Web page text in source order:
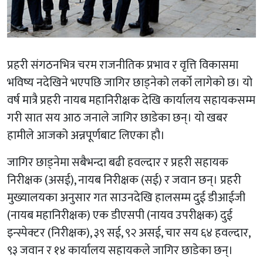
प्रहरी संगठनभित्र चरम राजनीतिक प्रभाव र वृत्ति विकासमा
भविष्य नदेखिने भएपछि जागिर छाड्नेको लर्को लागेको छ। यो
वर्ष मात्रै प्रहरी नायब महानिरीक्षक देखि कार्यालय सहायकसम्म
गरी सात सय आठ जनाले जागिर छाडेका छन्। यो खबर
हामीले आजको अन्नपूर्णबाट लिएका हौ।
जागिर छाड्नेमा सबैभन्दा बढी हवल्दार र प्रहरी सहायक
निरीक्षक (असई), नायब निरीक्षक (सई) र जवान छन्। प्रहरी
मुख्यालयका अनुसार गत साउनदेखि हालसम्म दुई डीआईजी
(नायब महानिरीक्षक) एक डीएसपी (नायव उपरीक्षक) दुई
इन्स्पेक्टर (निरीक्षक), ३९ सई, ९२ असई, चार सय ६४ हवल्दार,
९३ जवान र १४ कार्यालय सहायकले जागिर छाडेका छन्।